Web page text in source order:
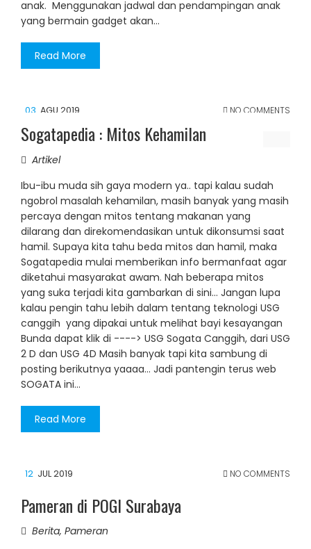
anak. Menggunakan jadwal dan pendampingan anak
yang bermain gadget akan…
Read More
03 AGU 2019 NO COMMENTS
Sogatapedia : Mitos Kehamilan
Artikel
Ibu-ibu muda sih gaya modern ya.. tapi kalau sudah
ngobrol masalah kehamilan, masih banyak yang masih
percaya dengan mitos tentang makanan yang
dilarang dan direkomendasikan untuk dikonsumsi saat
hamil. Supaya kita tahu beda mitos dan hamil, maka
Sogatapedia mulai memberikan info bermanfaat agar
diketahui masyarakat awam. Nah beberapa mitos
yang suka terjadi kita gambarkan di sini... Jangan lupa
kalau pengin tahu lebih dalam tentang teknologi USG
canggih yang dipakai untuk melihat bayi kesayangan
Bunda dapat klik di ----> USG Sogata Canggih, dari USG
2 D dan USG 4D Masih banyak tapi kita sambung di
posting berikutnya yaaaa... Jadi pantengin terus web
SOGATA ini...
Read More
12 JUL 2019 NO COMMENTS
Pameran di POGI Surabaya
Berita, Pameran